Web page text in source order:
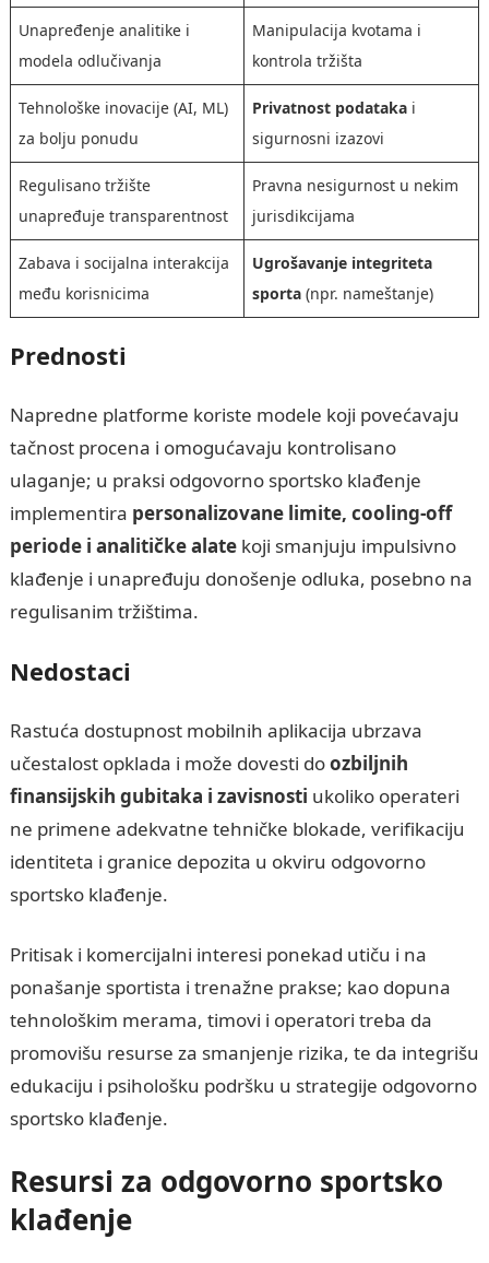
Unapređenje analitike i
modela odlučivanja
Manipulacija kvotama i
kontrola tržišta
Tehnološke inovacije (AI, ML)
za bolju ponudu
Privatnost podatakai
sigurnosni izazovi
Regulisano tržište
unapređuje transparentnost
Pravna nesigurnost u nekim
jurisdikcijama
Zabava i socijalna interakcija
među korisnicima
Ugrošavanje integriteta
sporta(npr. nameštanje)
Prednosti
Napredne platforme koriste modele koji povećavaju
tačnost procena i omogućavaju kontrolisano
ulaganje; u praksi odgovorno sportsko klađenje
implementira personalizovane limite, cooling-off
periode i analitičke alatekoji smanjuju impulsivno
klađenje i unapređuju donošenje odluka, posebno na
regulisanim tržištima.
Nedostaci
Rastuća dostupnost mobilnih aplikacija ubrzava
učestalost opklada i može dovesti doozbiljnih
finansijskih gubitaka i zavisnosti ukoliko operateri
ne primene adekvatne tehničke blokade, verifikaciju
identiteta i granice depozita u okviru odgovorno
sportsko klađenje.
Pritisak i komercijalni interesi ponekad utiču i na
ponašanje sportista i trenažne prakse; kao dopuna
tehnološkim merama, timovi i operatori treba da
promovišu resurse za smanjenje rizika, te da integrišu
edukaciju i psihološku podršku u strategije odgovorno
sportsko klađenje.
Resursi za odgovorno sportsko
klađenje